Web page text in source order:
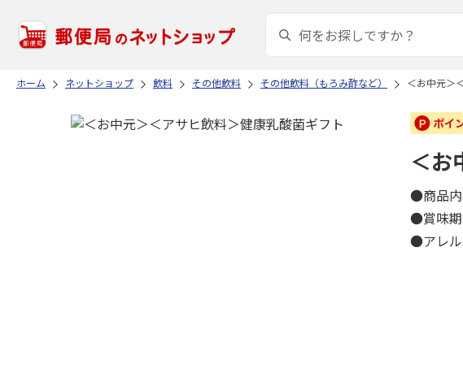
ホーム ネットショップ 飲料 その他飲料 その他飲料（もろみ酢など） ＜お中元＞
＜お
●商品
●賞味
●アレル